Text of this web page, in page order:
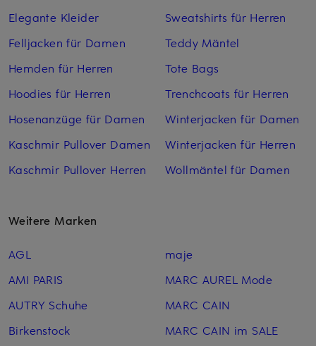
Elegante Kleider
Felljacken für Damen
Hemden für Herren
Hoodies für Herren
Hosenanzüge für Damen
Kaschmir Pullover Damen
Kaschmir Pullover Herren
Sweatshirts für Herren
Teddy Mäntel
Tote Bags
Trenchcoats für Herren
Winterjacken für Damen
Winterjacken für Herren
Wollmäntel für Damen
Weitere Marken
AGL
AMI PARIS
AUTRY Schuhe
Birkenstock
maje
MARC AUREL Mode
MARC CAIN
MARC CAIN im SALE